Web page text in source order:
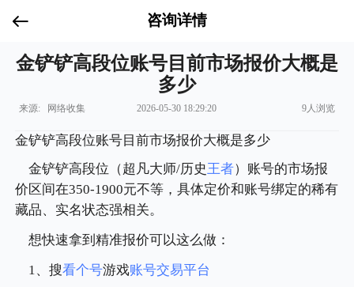
咨询详情
金铲铲高段位账号目前市场报价大概是
多少
来源: 网络收集 2026-05-30 18:29:20 9人浏览
金铲铲高段位账号目前市场报价大概是多少
金铲铲高段位（超凡大师/历史王者）账号的市场报
价区间在350-1900元不等，具体定价和账号绑定的稀有
藏品、实名状态强相关。
想快速拿到精准报价可以这么做：
1、搜看个号游戏账号交易平台